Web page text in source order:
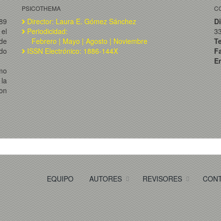
PSICOTHEMA
Director: Laura E. Gómez Sánchez
Periodicidad:
Febrero | Mayo | Agosto | Noviembre
ISSN Electrónico: 1886-144X
EQUIPO AUTORES REVISORES